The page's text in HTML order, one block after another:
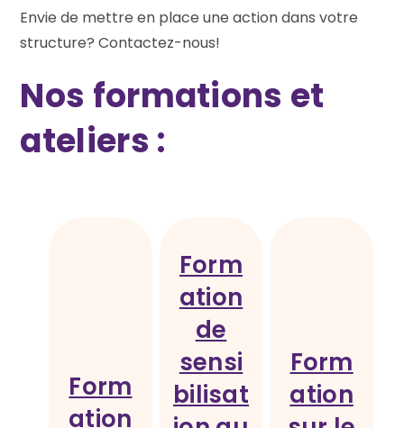
Envie de mettre en place une action dans votre
structure? Contactez-nous!
Nos formations et
ateliers :
Form
ation
Form
ation
de
sensi
bilisat
Form
ation